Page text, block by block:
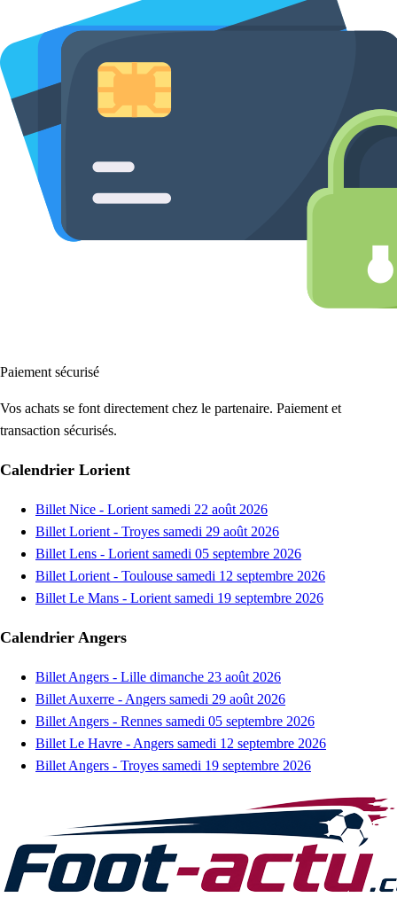
Paiement sécurisé
Vos achats se font directement chez le partenaire. Paiement et
transaction sécurisés.
Calendrier Lorient
Billet Nice - Lorient samedi 22 août 2026
Billet Lorient - Troyes samedi 29 août 2026
Billet Lens - Lorient samedi 05 septembre 2026
Billet Lorient - Toulouse samedi 12 septembre 2026
Billet Le Mans - Lorient samedi 19 septembre 2026
Calendrier Angers
Billet Angers - Lille dimanche 23 août 2026
Billet Auxerre - Angers samedi 29 août 2026
Billet Angers - Rennes samedi 05 septembre 2026
Billet Le Havre - Angers samedi 12 septembre 2026
Billet Angers - Troyes samedi 19 septembre 2026